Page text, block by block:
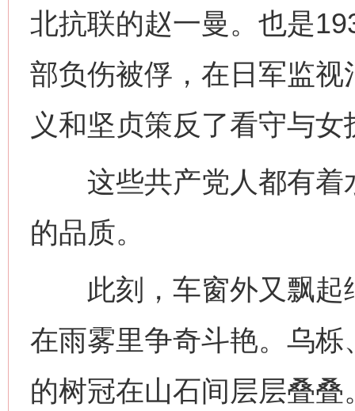
北抗联的赵一曼。也是
部负伤被俘，在日军监
义和坚贞策反了看守与女
这些共产党人都有着
的品质。
此刻，车窗外又飘起
在雨雾里争奇斗艳。乌
的树冠在山石间层层叠
网上购药对药下症？